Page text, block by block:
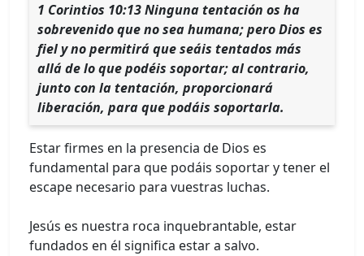
1 Corintios 10:13 Ninguna tentación os ha
sobrevenido que no sea humana; pero Dios es
fiel y no permitirá que seáis tentados más
allá de lo que podéis soportar; al contrario,
junto con la tentación, proporcionará
liberación, para que podáis soportarla.
Estar firmes en la presencia de Dios es
fundamental para que podáis soportar y tener el
escape necesario para vuestras luchas.
Jesús es nuestra roca inquebrantable, estar
fundados en él significa estar a salvo.